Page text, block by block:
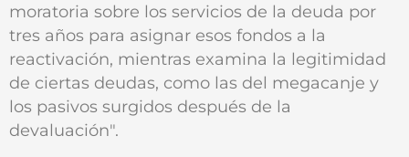
moratoria sobre los servicios de la deuda por
tres años para asignar esos fondos a la
reactivación, mientras examina la legitimidad
de ciertas deudas, como las del megacanje y
los pasivos surgidos después de la
devaluación".